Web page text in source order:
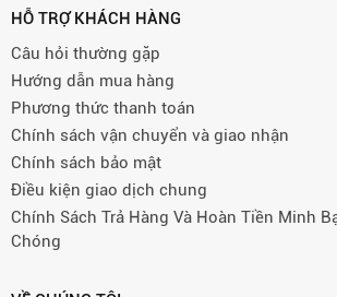
HỖ TRỢ KHÁCH HÀNG
Câu hỏi thường gặp
Hướng dẫn mua hàng
Phương thức thanh toán
Chính sách vận chuyển và giao nhận
Chính sách bảo mật
Điều kiện giao dịch chung
Chính Sách Trả Hàng Và Hoàn Tiền Minh
Chóng